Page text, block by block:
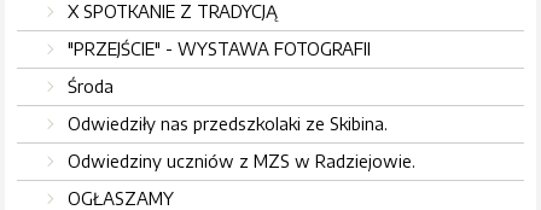
X SPOTKANIE Z TRADYCJĄ
"PRZEJŚCIE" - WYSTAWA FOTOGRAFII
Środa
Odwiedziły nas przedszkolaki ze Skibina.
Odwiedziny uczniów z MZS w Radziejowie.
OGŁASZAMY